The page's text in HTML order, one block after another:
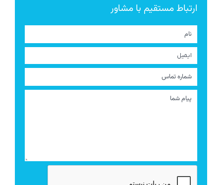
ارتباط مستقیم با مشاور